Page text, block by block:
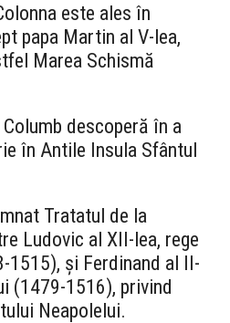
este ales în
papa Martin al V-lea,
Marea Schismă
descoperă în a
în Antile Insula Sfântul
Tratatul de la
Ludovic al XII-lea, rege
1515), și Ferdinand al II-
(1479-1516), privind
Neapolelui.